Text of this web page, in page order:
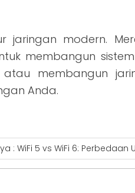
modern.
membangun
membangun
Anda.
: WiFi 5 vs WiFi 6: Perbedaan